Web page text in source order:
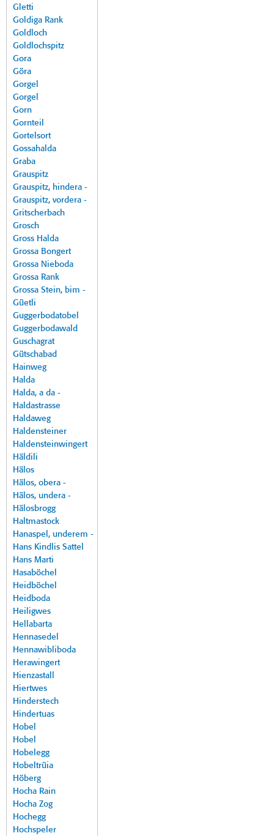
Gletti
Goldiga Rank
Goldloch
Goldlochspitz
Gora
Göra
Gorgel
Gorgel
Gorn
Gornteil
Gortelsort
Gossahalda
Graba
Grauspitz
Grauspitz, hindera -
Grauspitz, vordera -
Gritscherbach
Grosch
Gross Halda
Grossa Bongert
Grossa Nieboda
Grossa Rank
Grossa Stein, bim -
Güetli
Guggerbodatobel
Guggerbodawald
Guschagrat
Gütschabad
Hainweg
Halda
Halda, a da -
Haldastrasse
Haldaweg
Haldensteiner
Haldensteinwingert
Häldili
Hälos
Hälos, obera -
Hälos, undera -
Hälosbrogg
Haltmastock
Hanaspel, underem -
Hans Kindlis Sattel
Hans Marti
Hasaböchel
Heidböchel
Heidboda
Heiligwes
Hellabarta
Hennasedel
Hennawibliboda
Herawingert
Hienzastall
Hiertwes
Hinderstech
Hindertuas
Hobel
Hobel
Hobelegg
Hobeltrüia
Höberg
Hocha Rain
Hocha Zog
Hochegg
Hochspeler